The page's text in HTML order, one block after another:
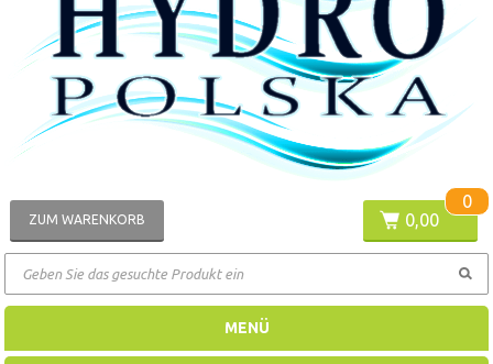
0,00
0
ZUM WARENKORB
GEHEN
MENÜ